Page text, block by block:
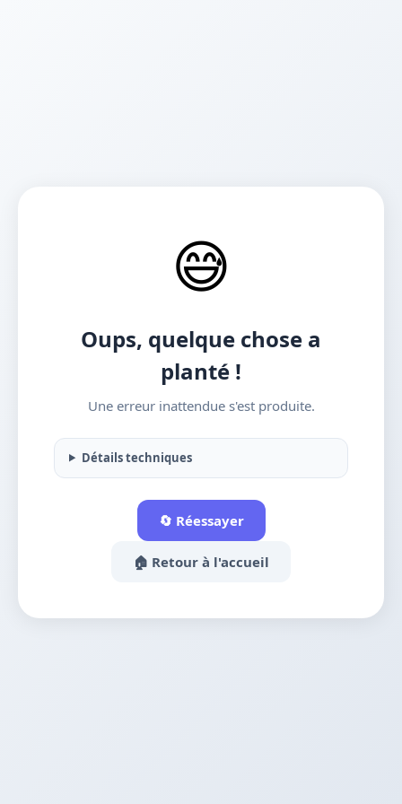
😅
Oups, quelque chose a
planté !
Une erreur inattendue s'est produite.
Détails techniques
🔄 Réessayer
🏠 Retour à l'accueil